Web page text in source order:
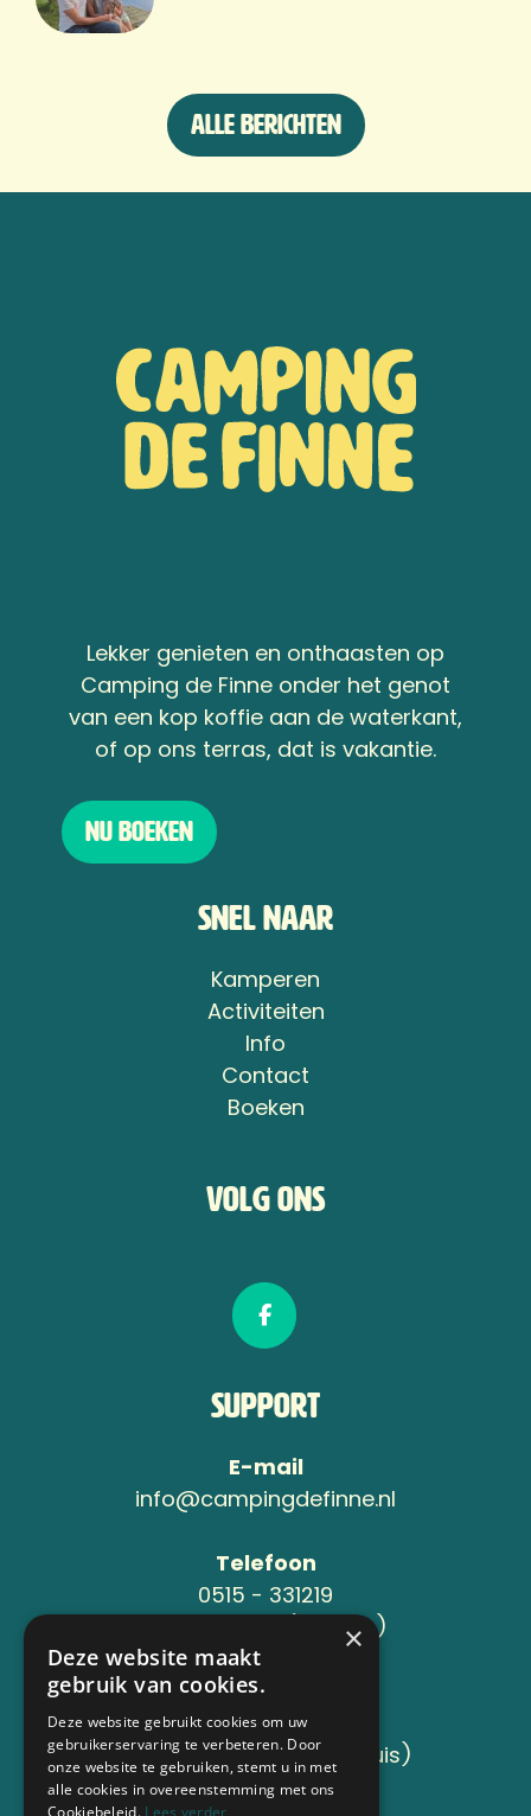
Alle berichten
Lekker genieten en onthaasten op
Camping de Finne onder het genot
van een kop koffie aan de waterkant,
of op ons terras, dat is vakantie.
Nu boeken
Snel naar
Kamperen
Activiteiten
Info
Contact
Boeken
Volg ons
Support
E-mail
info@campingdefinne.nl
Telefoon
0515 - 331219
06-24119734 (Jeroen )
Adres
Sânleansterdyk 6
8736 JB Reahûs (Roodhuis)
×
Deze website maakt
gebruik van cookies.
Deze website gebruikt cookies om uw
gebruikerservaring te verbeteren. Door
onze website te gebruiken, stemt u in met
alle cookies in overeenstemming met ons
Cookiebeleid. Lees verder